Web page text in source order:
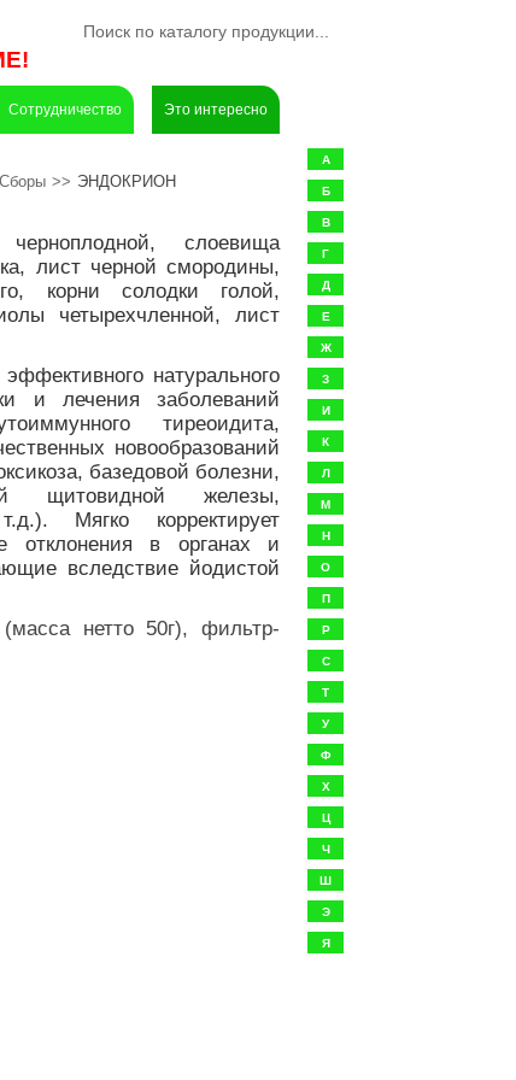
Сотрудничество Это интересно
слоевища
лист черной смородины,
корни солодки голой,
четырехчленной, лист
эффективного натурального
и лечения заболеваний
тиреоидита,
новообразований
базедовой болезни,
щитовидной железы,
Мягко корректирует
отклонения в органах и
вследствие йодистой
нетто 50г), фильтр-
Сборы >> ЭНДОКРИОН
А
Б
В
Г
Д
Е
Ж
З
И
К
Л
М
Н
О
П
Р
С
Т
У
Ф
Х
Ц
Ч
Ш
Э
Я